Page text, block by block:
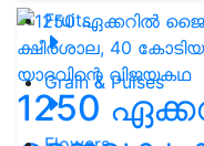
Fruits
Grain & Pulses
1250